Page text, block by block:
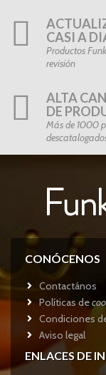
CASI A
Productos
revisión
ALTA
DE
Más de 1000
CONÓCENOS
Contactános
Políticas de
Condiciones
Aviso legal
ENLACES DE